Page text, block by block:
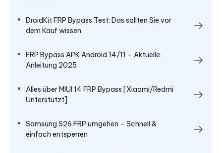
DroidKit FRP Bypass Test: Das sollten Sie vor
dem Kauf wissen
FRP Bypass APK Android 14/11 – Aktuelle
Anleitung 2025
Alles über MIUI 14 FRP Bypass [Xiaomi/Redmi
Unterstützt]
Samsung S26 FRP umgehen – Schnell &
einfach entsperren